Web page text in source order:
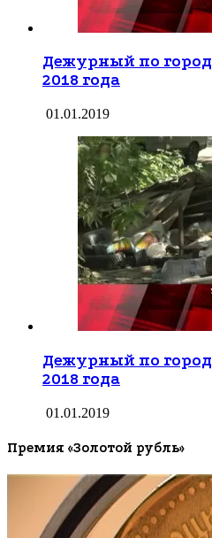
Дежурный по
2018 года
01.01.2019
Дежурный по
2018 года
01.01.2019
Премия «Золотой рубль»